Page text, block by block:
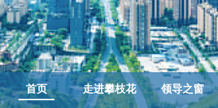
首页 走进攀枝花 领导之窗